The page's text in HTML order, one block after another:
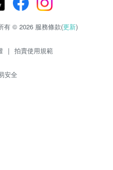
有 © 2026 服務條款(更新)
| 拍賣使用規範
安全